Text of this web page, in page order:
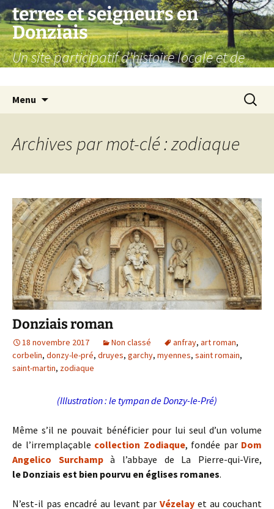
Aller
au
contenu
terres et seigneurs en
Donziais
Un site participatif d'histoire locale et de
Menu
Archives par mot-clé : zodiaque
Donziais roman
18 novembre 2017 Non classé anfray, art roman,
corbelin, donzy-le-pré, druyes, garchy, myennes, saint romain,
saint-martin, zodiaque
(Illustration : le tympan de Donzy-le-Pré)
Même s’il ne pouvait bénéficier pour lui seul d’un volume
de l’irremplaçable collection Zodiaque, fondée par Dom
Angelico Surchampà l’abbaye de La Pierre-qui-Vire,
le Donziais est bien pourvu en églises romanes.
N’est-il pas encadré au levant parVézelay et au couchant